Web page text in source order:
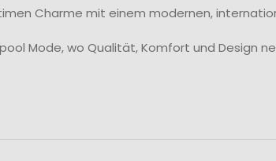
Charme mit einem modernen,
Mode, wo Qualität, Komfort und Design